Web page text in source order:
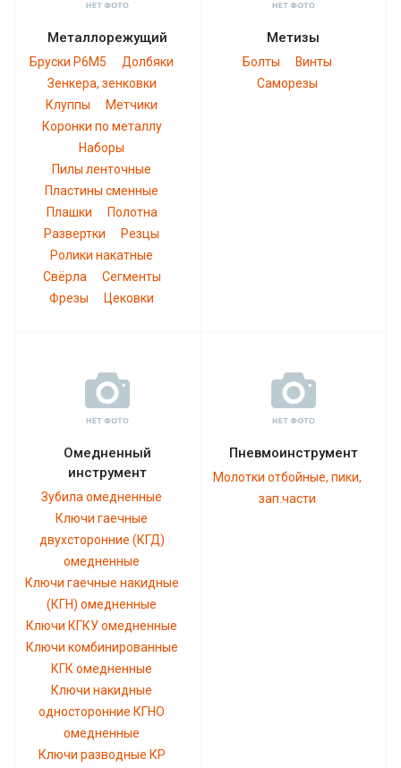
Металлорежущий
Бруски Р6М5
Долбяки
Зенкера, зенковки
Клуппы
Метчики
Коронки по металлу
Наборы
Пилы ленточные
Пластины сменные
Плашки
Полотна
Развертки
Резцы
Ролики накатные
Свёрла
Сегменты
Фрезы
Цековки
Метизы
Болты
Винты
Саморезы
Омедненный
инструмент
Зубила омедненные
Ключи гаечные
двухсторонние (КГД)
омедненные
Ключи гаечные накидные
(КГН) омедненные
Ключи КГКУ омедненные
Ключи комбинированные
КГК омедненные
Ключи накидные
односторонние КГНО
омедненные
Ключи разводные КР
Пневмоинструмент
Молотки отбойные, пики,
зап.части